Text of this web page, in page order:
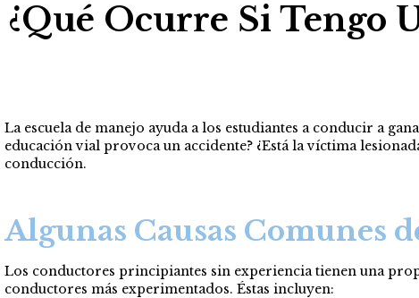
¿Qué Ocurre Si Tengo
La escuela de manejo ayuda a los estudiantes a conducir a
educación vial provoca un accidente? ¿Está la víctima
conducción.
Algunas Causas Comunes
Los conductores principiantes sin experiencia tienen una
conductores más experimentados. Éstas incluyen: